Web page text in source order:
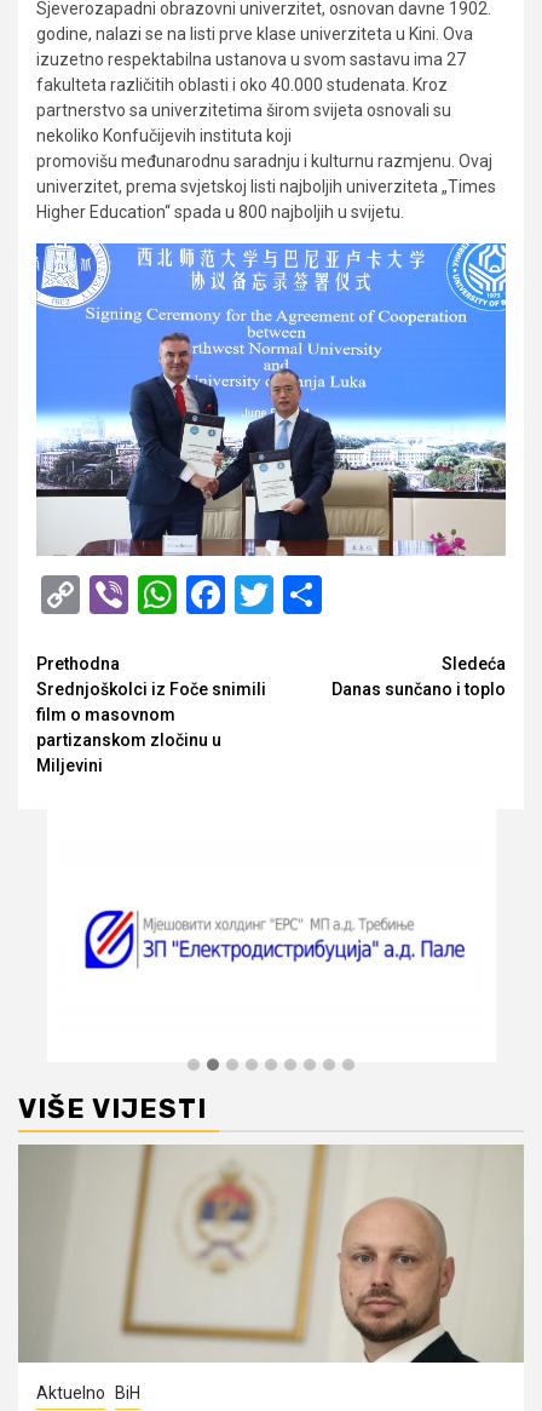
Sjeverozapadni obrazovni univerzitet, osnovan davne 1902.
godine, nalazi se na listi prve klase univerziteta u Kini. Ova
izuzetno respektabilna ustanova u svom sastavu ima 27
fakulteta različitih oblasti i oko 40.000 studenata. Kroz
partnerstvo sa univerzitetima širom svijeta osnovali su
nekoliko Konfučijevih instituta koji
promovišu međunarodnu saradnju i kulturnu razmjenu. Ovaj
univerzitet, prema svjetskoj listi najboljih univerziteta „Times
Higher Education“ spada u 800 najboljih u svijetu.
CopyViberWhatsApp
Facebook
Twitter
Opširnije
Prethodna
Srednjoškolci iz Foče snimili
film o masovnom
partizanskom zločinu u
Miljevini
Sledeća
Danas sunčano i toplo
VIŠE VIJESTI
Aktuelno BiH